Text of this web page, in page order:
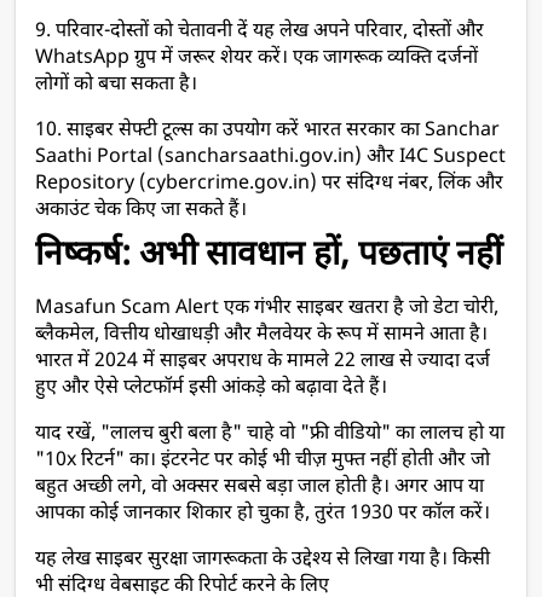
9. परिवार-दोस्तों को चेतावनी दें यह लेख अपने परिवार, दोस्तों और
WhatsApp ग्रुप में जरूर शेयर करें। एक जागरूक व्यक्ति दर्जनों
लोगों को बचा सकता है।
10. साइबर सेफ्टी टूल्स का उपयोग करें भारत सरकार का Sanchar
Saathi Portal (sancharsaathi.gov.in) और I4C Suspect
Repository (cybercrime.gov.in) पर संदिग्ध नंबर, लिंक और
अकाउंट चेक किए जा सकते हैं।
निष्कर्ष: अभी सावधान हों, पछताएं नहीं
Masafun Scam Alert एक गंभीर साइबर खतरा है जो डेटा चोरी,
ब्लैकमेल, वित्तीय धोखाधड़ी और मैलवेयर के रूप में सामने आता है।
भारत में 2024 में साइबर अपराध के मामले 22 लाख से ज्यादा दर्ज
हुए और ऐसे प्लेटफॉर्म इसी आंकड़े को बढ़ावा देते हैं।
याद रखें, "लालच बुरी बला है" चाहे वो "फ्री वीडियो" का लालच हो या
"10x रिटर्न" का। इंटरनेट पर कोई भी चीज़ मुफ्त नहीं होती और जो
बहुत अच्छी लगे, वो अक्सर सबसे बड़ा जाल होती है। अगर आप या
आपका कोई जानकार शिकार हो चुका है, तुरंत 1930 पर कॉल करें।
यह लेख साइबर सुरक्षा जागरूकता के उद्देश्य से लिखा गया है। किसी
भी संदिग्ध वेबसाइट की रिपोर्ट करने के लिए